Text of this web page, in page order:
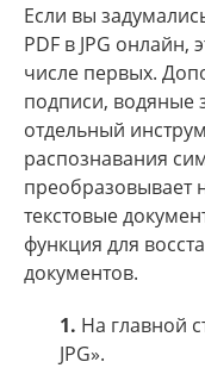
Если вы
PDF в JPG онлайн,
числе первых.
подписи, водяные
отдельный
распознавания
преобразовывает
текстовые
функция для
документов.
1. На главной
JPG».